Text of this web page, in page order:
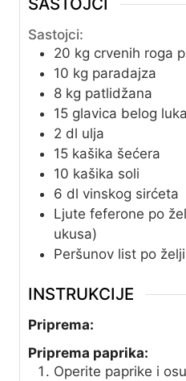
Sastojci:
20 kg crvenih roga
10 kg paradajza
8 kg patlidžana
15 glavica belog luka
2 dl ulja
15 kašika šećera
10 kašika soli
6 dl vinskog sirćeta
Ljute feferone po
ukusa)
Peršunov list po želji
INSTRUKCIJE
Priprema:
Priprema paprika:
Operite paprike i